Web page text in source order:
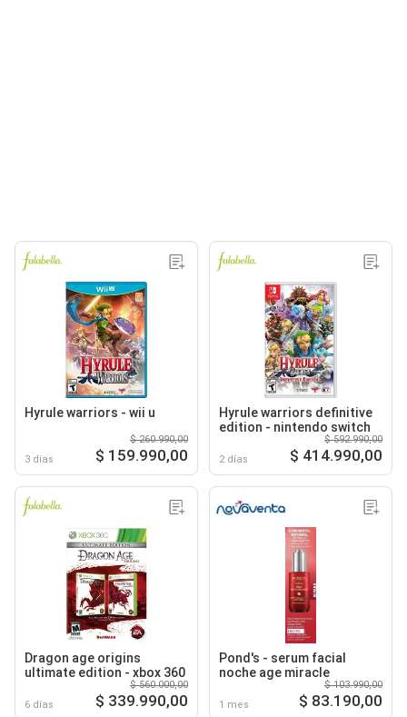
Hyrule warriors - wii u
3 días
$ 260.990,00
$ 159.990,00
Hyrule warriors definitive
edition - nintendo switch
2 días
$ 592.990,00
$ 414.990,00
Dragon age origins
ultimate edition - xbox 360
6 días
$ 560.000,00
$ 339.990,00
Pond's - serum facial
noche age miracle
1 mes
$ 103.990,00
$ 83.190,00